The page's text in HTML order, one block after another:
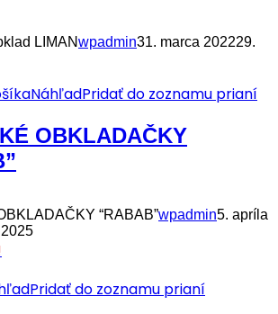
LIMANwpadmin31. marca 202229.
NáhľadPridať do zoznamu prianí
OBKLADAČKY
“RABAB”wpadmin5. apríla
Pridať do zoznamu prianí